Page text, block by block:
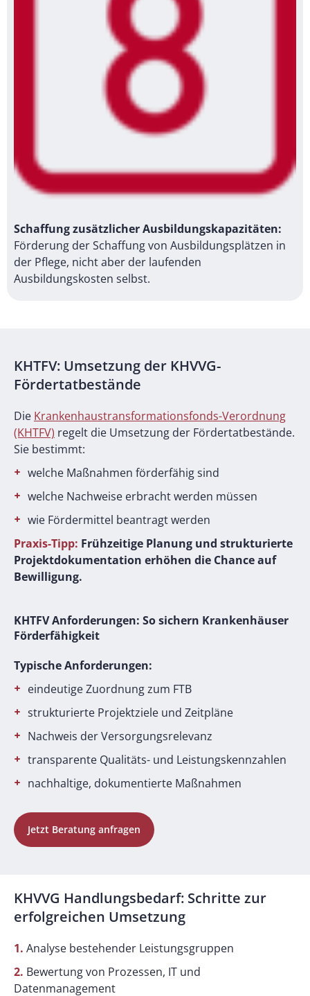
Schaffung zusätzlicher Ausbildungskapazitäten:
Förderung der Schaffung von Ausbildungsplätzen in
der Pflege, nicht aber der laufenden
Ausbildungskosten selbst.
KHTFV: Umsetzung der KHVVG-
Fördertatbestände
Die Krankenhaustransformationsfonds-Verordnung
(KHTFV) regelt die Umsetzung der Fördertatbestände.
Sie bestimmt:
welche Maßnahmen förderfähig sind
welche Nachweise erbracht werden müssen
wie Fördermittel beantragt werden
Praxis-Tipp: Frühzeitige Planung und strukturierte
Projektdokumentation erhöhen die Chance auf
Bewilligung.
KHTFV Anforderungen: So sichern Krankenhäuser
Förderfähigkeit
Typische Anforderungen:
eindeutige Zuordnung zum FTB
strukturierte Projektziele und Zeitpläne
Nachweis der Versorgungsrelevanz
transparente Qualitäts- und Leistungskennzahlen
nachhaltige, dokumentierte Maßnahmen
Jetzt Beratung anfragen
KHVVG Handlungsbedarf: Schritte zur
erfolgreichen Umsetzung
1. Analyse bestehender Leistungsgruppen
2. Bewertung von Prozessen, IT und
Datenmanagement